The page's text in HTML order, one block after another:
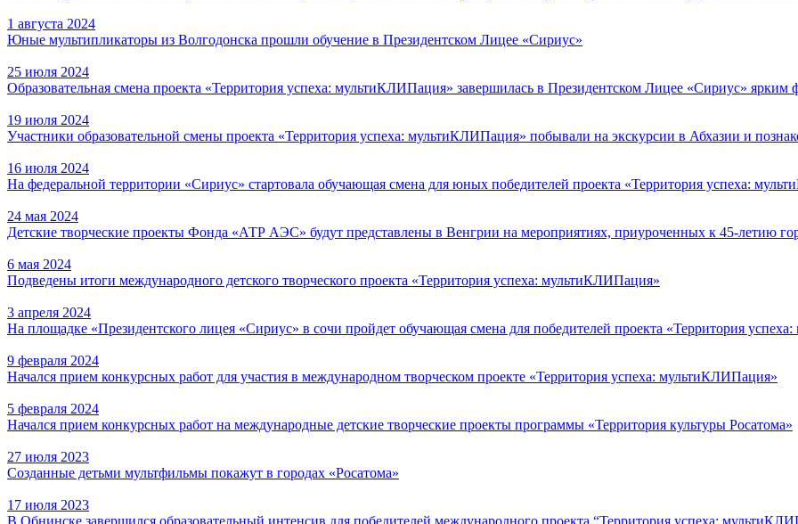
1 августа 2024
Юные мультипликаторы из Волгодонска прошли обучение в Президентском Лицее «Сириус»
25 июля 2024
Образовательная смена проекта «Территория успеха: мультиКЛИПация» завершилась в Президентском Лицее «Сириус» ярким
19 июля 2024
Участники образовательной смены проекта «Территория успеха: мультиКЛИПация» побывали на экскурсии в Абхазии и
16 июля 2024
На федеральной территории «Сириус» стартовала обучающая смена для юных победителей проекта «Территория успеха:
24 мая 2024
Детские творческие проекты Фонда «АТР АЭС» будут представлены в Венгрии на мероприятиях, приуроченных к 45-летию
6 мая 2024
Подведены итоги международного детского творческого проекта «Территория успеха: мультиКЛИПация»
3 апреля 2024
На площадке «Президентского лицея «Сириус» в сочи пройдет обучающая смена для победителей проекта «Территория
9 февраля 2024
Начался прием конкурсных работ для участия в международном творческом проекте «Территория успеха: мультиКЛИПация»
5 февраля 2024
Начался прием конкурсных работ на международные детские творческие проекты программы «Территория культуры Росатома»
27 июля 2023
Созданные детьми мультфильмы покажут в городах «Росатома»
17 июля 2023
В Обнинске завершился образовательный интенсив для победителей международного проекта “Территория успеха: